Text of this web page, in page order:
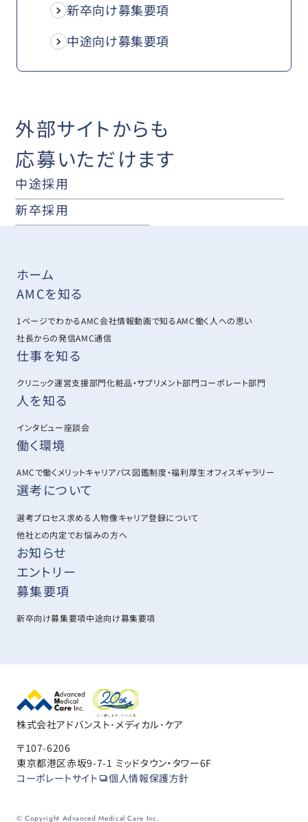
新卒向け募集要項
中途向け募集要項
外部サイトからも
応募いただけます
中途採用
新卒採用
ホーム
AMCを知る
1ページでわかるAMC会社情報動画で知るAMC働く人への思い
社長からの発信AMC通信
仕事を知る
クリニック運営支援部門化粧品・サプリメント部門コーポレート部門
人を知る
インタビュー座談会
働く環境
AMCで働くメリットキャリアパス図鑑制度・福利厚生オフィスギャラリー
選考について
選考プロセス求める人物像キャリア登録について
他社との内定でお悩みの方へ
お知らせ
エントリー
募集要項
新卒向け募集要項中途向け募集要項
株式会社アドバンスト･メディカル･ケア
〒107-6206
東京都港区赤坂9-7-1 ミッドタウン・タワー6F
コーポレートサイト 個人情報保護方針
© Copyright Advanced Medical Care Inc.